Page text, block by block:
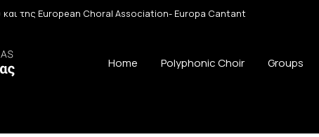
της European Choral Association- Europa Cantant
Home Polyphonic Choir Groups